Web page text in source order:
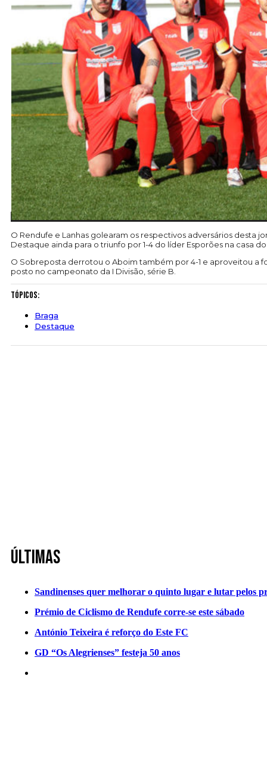
O Rendufe e Lanhas golearam os respectivos adversários desta
Destaque ainda para o triunfo por 1-4 do líder Esporões na casa
O Sobreposta derrotou o Aboim também por 4-1 e aproveitou a
posto no campeonato da I Divisão, série B.
Tópicos:
Braga
Destaque
Últimas
Sandinenses quer melhorar o quinto lugar e lutar pelos
Prémio de Ciclismo de Rendufe corre-se este sábado
António Teixeira é reforço do Este FC
GD “Os Alegrienses” festeja 50 anos